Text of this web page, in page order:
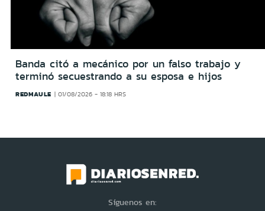
Banda citó a mecánico por un falso trabajo y
terminó secuestrando a su esposa e hijos
REDMAULE 01/08/2026 - 18:18 HRS
Síguenos en: